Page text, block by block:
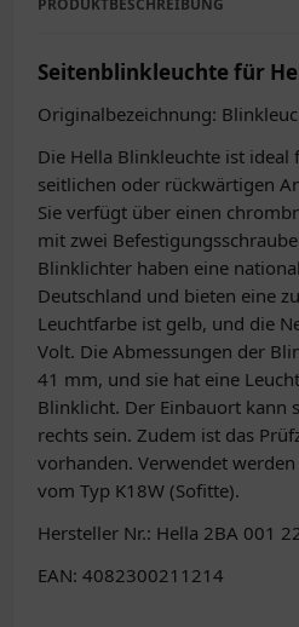
PRODUKTBESCHREIBUNG
Seitenblinkleuchte für
Originalbezeichnung:
Die Hella Blinkleuchte ist ideal
seitlichen oder rückwärtigen
Sie verfügt über einen
mit zwei
Blinklichter haben eine
Deutschland und bieten eine
Leuchtfarbe ist gelb, und die
Volt. Die Abmessungen der
41 mm, und sie hat eine
Blinklicht. Der Einbauort kann
rechts sein. Zudem ist das
vorhanden. Verwendet
vom Typ K18W (Sofitte).
Hersteller Nr.: Hella 2BA 001
EAN: 4082300211214